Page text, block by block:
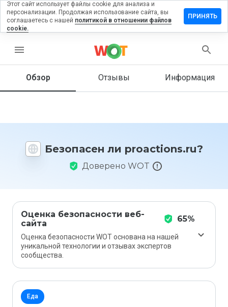
menu
Обзор Отзывы Информация
Безопасен ли proactions.ru?
Доверено WOT
Оценка безопасности веб-
сайта
65%
Оценка безопасности WOT основана на нашей
уникальной технологии и отзывах экспертов
сообщества.
Еда
на
Как бы
этот
1 до 5?
Этот сайт использует файлы cookie для анализа и
персонализации. Продолжая использование сайта, вы
соглашаетесь с нашей политикой в отношении файлов
cookie.
ПРИНЯТЬ